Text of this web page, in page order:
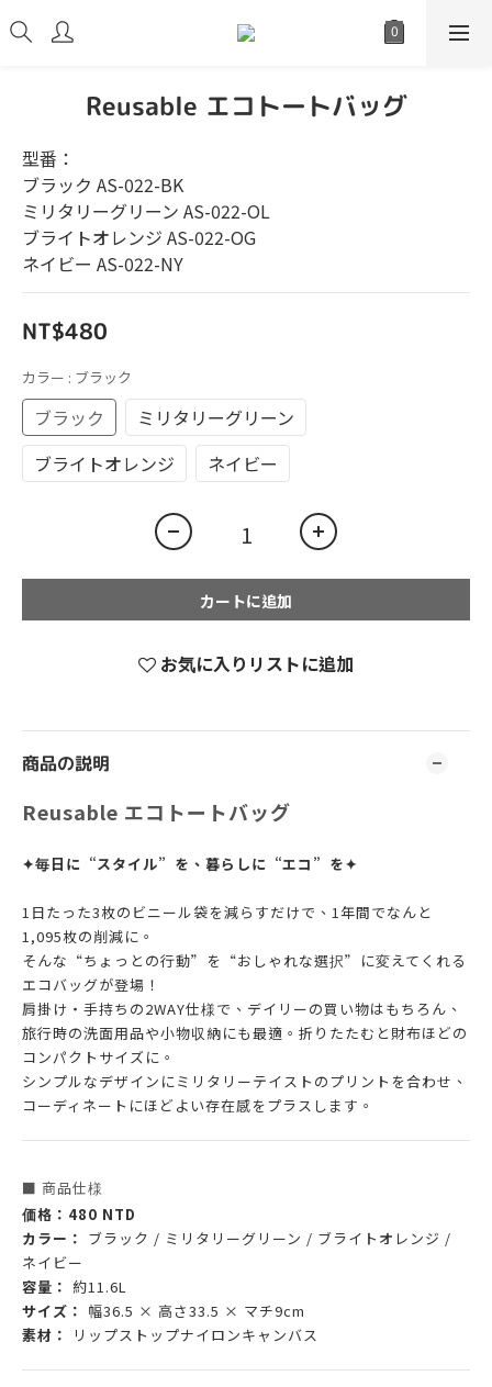
Reusable エコトートバッグ
型番：
ブラック AS-022-BK
ミリタリーグリーン AS-022-OL
ブライトオレンジ AS-022-OG
ネイビー AS-022-NY
NT$480
カラー : ブラック
ブラック
ミリタリーグリーン
ブライトオレンジ
ネイビー
カートに追加
お気に入りリストに追加
商品の説明
Reusable エコトートバッグ
✦毎日に“スタイル”を、暮らしに“エコ”を✦
1日たった3枚のビニール袋を減らすだけで、1年間でなんと
1,095枚の削減に。
そんな“ちょっとの行動”を“おしゃれな選択”に変えてくれる
エコバッグが登場！
肩掛け・手持ちの2WAY仕様で、デイリーの買い物はもちろん、
旅行時の洗面用品や小物収納にも最適。折りたたむと財布ほどの
コンパクトサイズに。
シンプルなデザインにミリタリーテイストのプリントを合わせ、
コーディネートにほどよい存在感をプラスします。
■ 商品仕様
価格：480 NTD
カラー： ブラック / ミリタリーグリーン / ブライトオレンジ /
ネイビー
容量： 約11.6L
サイズ： 幅36.5 × 高さ33.5 × マチ9cm
素材：
リップストップナイロンキャンバス